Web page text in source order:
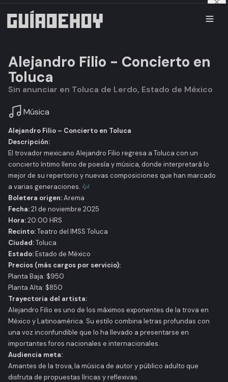
Alejandro Filio - Concierto en
Toluca
Sin anunciar en Toluca de Lerdo, Estado de México
Música
Alejandro Filio – Concierto en Toluca
Descripción:
El trovador mexicano Alejandro Filio regresa a Toluca con un
concierto íntimo lleno de poesía y música, donde interpretará lo
mejor de su repertorio y nuevas composiciones que han marcado
a varias generaciones. 🎶
Boletera origen:Arema
Fecha:21 de noviembre 2025
Hora:20:00 HRS
Recinto:Teatro del IMSS Toluca
Ciudad:Toluca
Estado:Estado de México
Precios (más cargos por servicio):
Planta Baja: $950
Planta Alta: $850
Trayectoria del artista:
Alejandro Filio es uno de los máximos exponentes de la trova en
México y Latinoamérica. Su estilo combina letras profundas con
una voz inconfundible que lo ha llevado a presentarse en
importantes foros nacionales e internacionales.
Audiencia meta:
Amantes de la trova, la música de autor y público adulto que
disfruta de propuestas líricas y reflexivas.